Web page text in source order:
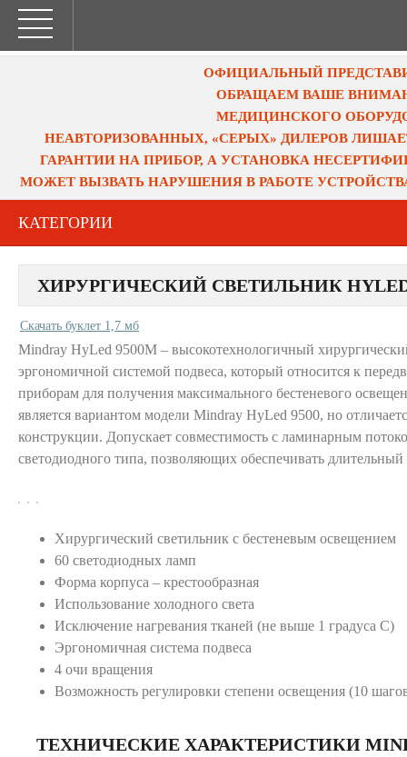
ОФИЦИАЛЬНЫЙ
ОБРАЩАЕМ ВАШЕ
МЕДИЦИНСКОГО
НЕАВТОРИЗОВАННЫХ, «СЕРЫХ» ДИЛЕРОВ
ГАРАНТИИ НА ПРИБОР, А УСТАНОВКА
МОЖЕТ ВЫЗВАТЬ НАРУШЕНИЯ В РАБОТЕ
КАТЕГОРИИ
ХИРУРГИЧЕСКИЙ СВЕТИЛЬНИК HYLED
Скачать буклет 1,7 мб
Mindray HyLed 9500M – высокотехнологичный
эргономичной системой подвеса, который относится к
приборам для получения максимального бестеневого
является вариантом модели Mindray HyLed 9500, но
конструкции. Допускает совместимость с ламинарным
светодиодного типа, позволяющих обеспечивать
Хирургический светильник с бестеневым освещением
60 светодиодных ламп
Форма корпуса – крестообразная
Использование холодного света
Исключение нагревания тканей (не выше 1 градуса С)
Эргономичная система подвеса
4 очи вращения
Возможность регулировки степени освещения (10
ТЕХНИЧЕСКИЕ ХАРАКТЕРИСТИКИ